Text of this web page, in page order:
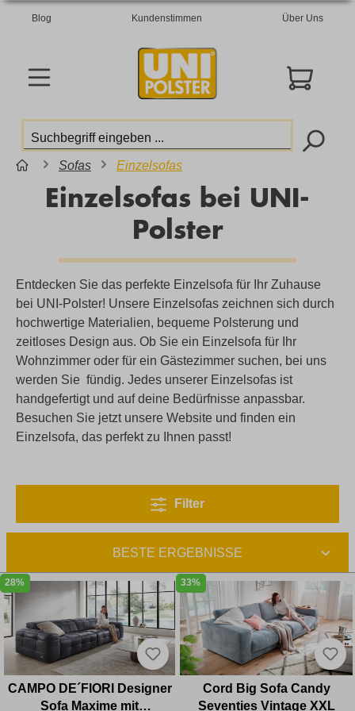
Blog Kundenstimmen Über Uns
Sofas Einzelsofas
Einzelsofas bei UNI-
Polster
Entdecken Sie das perfekte Einzelsofa für Ihr Zuhause
bei UNI-Polster! Unsere Einzelsofas zeichnen sich durch
hochwertige Materialien, bequeme Polsterung und
zeitloses Design aus. Ob Sie ein Einzelsofa für Ihr
Wohnzimmer oder für ein Gästezimmer suchen, bei uns
werden Sie fündig. Jedes unserer Einzelsofas ist
handgefertigt und auf deine Bedürfnisse anpassbar.
Besuchen Sie jetzt unsere Website und finden ein
Einzelsofa, das perfekt zu Ihnen passt!
Filter
28%
CAMPO DE´FIORI Designer
Sofa Maxime mit
33%
Cord Big Sofa Candy
Seventies Vintage XXL